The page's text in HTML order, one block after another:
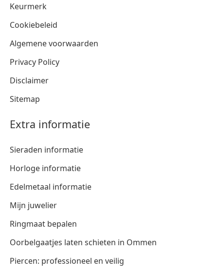
Keurmerk
Cookiebeleid
Algemene voorwaarden
Privacy Policy
Disclaimer
Sitemap
Extra informatie
Sieraden informatie
Horloge informatie
Edelmetaal informatie
Mijn juwelier
Ringmaat bepalen
Oorbelgaatjes laten schieten in Ommen
Piercen: professioneel en veilig